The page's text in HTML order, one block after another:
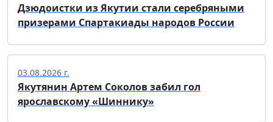
Дзюдоистки из Якутии стали серебряными
призерами Спартакиады народов России
03.08.2026 г.
Якутянин Артем Соколов забил гол
ярославскому «Шиннику»